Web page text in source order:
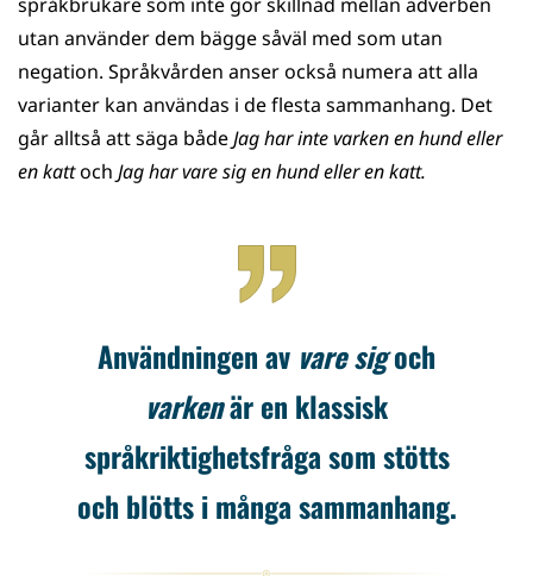
utan använder dem bägge såväl med som utan
negation. Språkvården anser också numera att alla
varianter kan användas i de flesta sammanhang. Det
går alltså att säga bådeJag har inte varken en hund eller
en kattoch Jag har vare sig en hund eller en katt.
Användningen av vare sigoch
varkenär en klassisk
språkriktighetsfråga som stötts
och blötts i många sammanhang.